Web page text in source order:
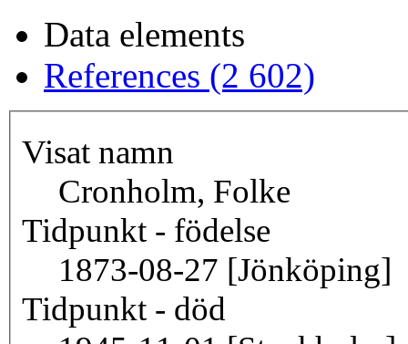
Data elements
References (2 602)
Visat namn
Cronholm, Folke
Tidpunkt - födelse
1873-08-27 [Jönköping]
Tidpunkt - död